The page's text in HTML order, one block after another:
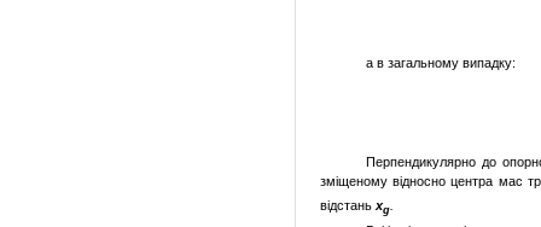
а в загальному випадку:
Перпендикулярно до
зміщеному відносно центра мас
відстаньxg.